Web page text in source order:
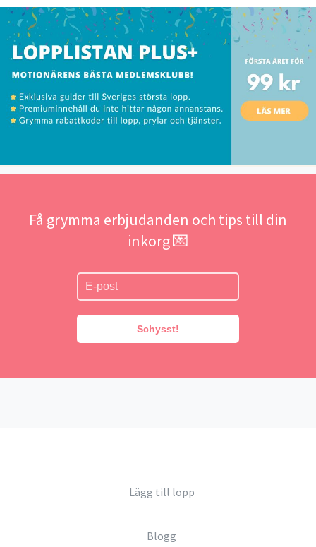
Få grymma erbjudanden och tips till din
inkorg 💌
Schysst!
Lägg till lopp
Blogg